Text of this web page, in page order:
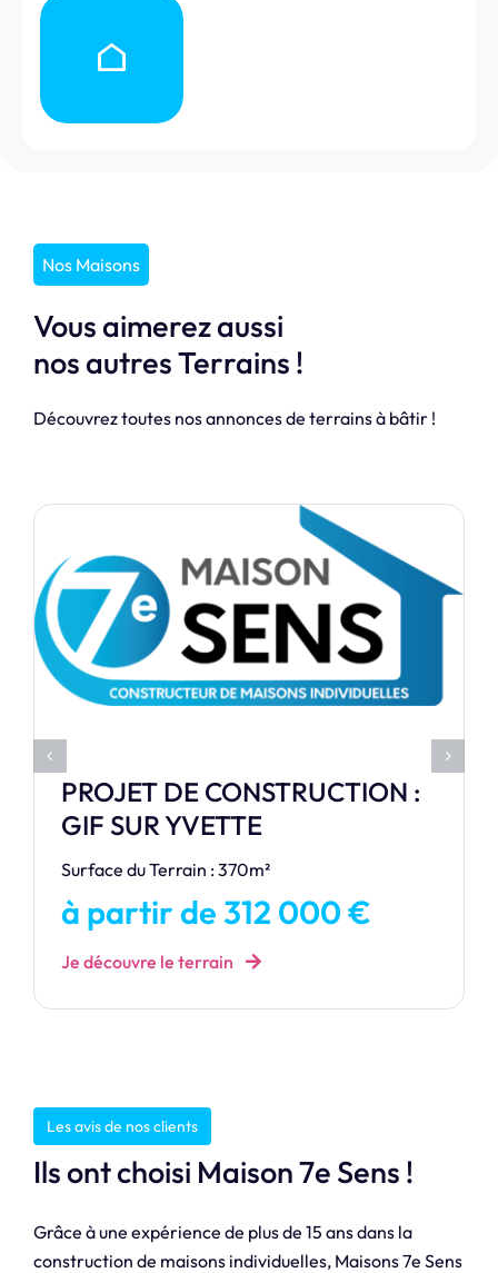
Nos Maisons
Vous aimerez aussi
nos autres Terrains !
Découvrez toutes nos annonces de terrains à bâtir !
PROJET DE CONSTRUCTION :
GIF SUR YVETTE
Surface du Terrain : 370m²
à partir de 312 000 €
Je découvre le terrain
Les avis de nos clients
Ils ont choisi Maison 7e Sens !
Grâce à une expérience de plus de 15 ans dans la
construction de maisons individuelles, Maisons 7e Sens